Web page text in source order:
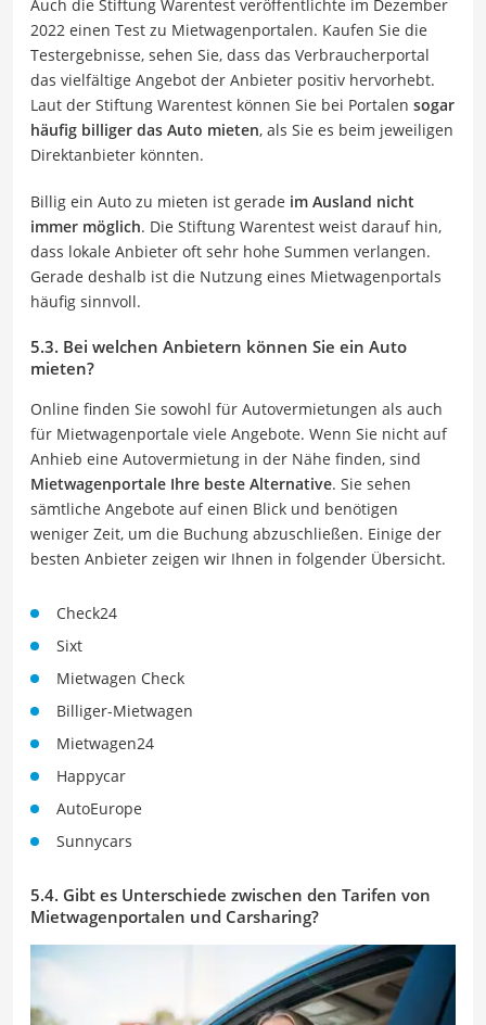
Auch die Stiftung Warentest veröffentlichte im Dezember
2022 einen Test zu Mietwagenportalen. Kaufen Sie die
Testergebnisse, sehen Sie, dass das Verbraucherportal
das vielfältige Angebot der Anbieter positiv hervorhebt.
Laut der Stiftung Warentest können Sie bei Portalen sogar
häufig billiger das Auto mieten, als Sie es beim jeweiligen
Direktanbieter könnten.
Billig ein Auto zu mieten ist gerade im Ausland nicht
immer möglich. Die Stiftung Warentest weist darauf hin,
dass lokale Anbieter oft sehr hohe Summen verlangen.
Gerade deshalb ist die Nutzung eines Mietwagenportals
häufig sinnvoll.
5.3. Bei welchen Anbietern können Sie ein Auto
mieten?
Online finden Sie sowohl für Autovermietungen als auch
für Mietwagenportale viele Angebote. Wenn Sie nicht auf
Anhieb eine Autovermietung in der Nähe finden, sind
Mietwagenportale Ihre beste Alternative. Sie sehen
sämtliche Angebote auf einen Blick und benötigen
weniger Zeit, um die Buchung abzuschließen. Einige der
besten Anbieter zeigen wir Ihnen in folgender Übersicht.
Check24
Sixt
Mietwagen Check
Billiger-Mietwagen
Mietwagen24
Happycar
AutoEurope
Sunnycars
5.4. Gibt es Unterschiede zwischen den Tarifen von
Mietwagenportalen und Carsharing?